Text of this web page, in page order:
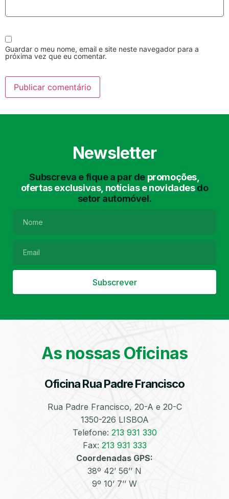
Guardar o meu nome, email e site neste navegador para a
próxima vez que eu comentar.
Newsletter
Subscreva e fique a par de promoções,
ofertas exclusivas, notícias e novidadesdo
setor automóvel.
Subscrever
As nossas Oficinas
Oficina Rua Padre Francisco
Rua Padre Francisco, 20-A e 20-C
1350-226 LISBOA
Telefone: 213 931 330
Fax: 213 931 333
Coordenadas GPS:
38º 42’ 56’’ N
9º 10’ 7’’ W
com Aspiração e de
Interiores
Lavagem de Chassis Matrículas
Filtro de Partículas Óleos
Bate-Chapas
Higienização e
Automóvel
Enchimento de
Azoto/Nitrogénio
Pneus e Jantes